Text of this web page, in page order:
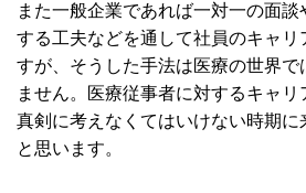
また一般企業であれば一対一の面
する工夫などを通して社員のキャリ
すが、そうした手法は医療の世界で
ません。医療従事者に対するキャ
真剣に考えなくてはいけない時期
と思います。